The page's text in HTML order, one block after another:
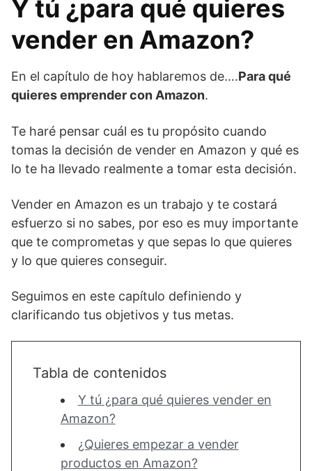
Y tú ¿para qué quieres
vender en Amazon?
En el capítulo de hoy hablaremos de….Para qué
quieres emprender con Amazon.
Te haré pensar cuál es tu propósito cuando
tomas la decisión de vender en Amazon y qué es
lo te ha llevado realmente a tomar esta decisión.
Vender en Amazon es un trabajo y te costará
esfuerzo si no sabes, por eso es muy importante
que te comprometas y que sepas lo que quieres
y lo que quieres conseguir.
Seguimos en este capítulo definiendo y
clarificando tus objetivos y tus metas.
Tabla de contenidos
Y tú ¿para qué quieres vender en
Amazon?
¿Quieres empezar a vender
productos en Amazon?